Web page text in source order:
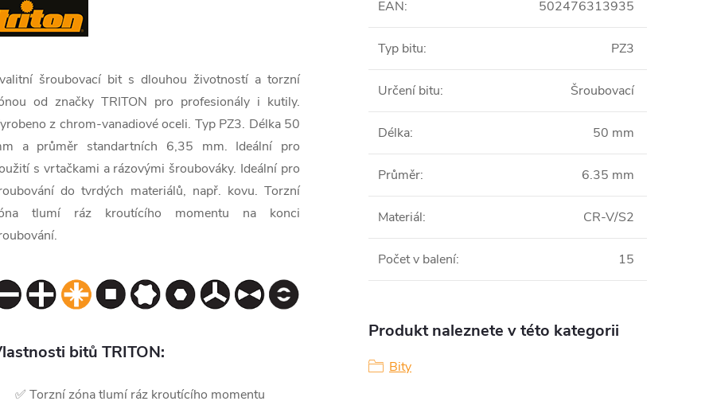
šroubovací bit s dlouhou životností a torzní
od značky TRITON pro profesionály i kutily.
z chrom-vanadiové oceli. Typ PZ3. Délka 50
a průměr standartních 6,35 mm. Ideální pro
s vrtačkami a rázovými šroubováky. Ideální pro
do tvrdých materiálů, např. kovu. Torzní
tlumí ráz kroutícího momentu na konci
bitů TRITON:
✅ Torzní zóna tlumí ráz kroutícího momentu
EAN: 502476313935
Typ bitu: PZ3
Určení bitu: Šroubovací
Délka: 50 mm
Průměr: 6.35 mm
Materiál: CR-V/S2
Počet v balení: 15
Produkt naleznete v této kategorii
Bity